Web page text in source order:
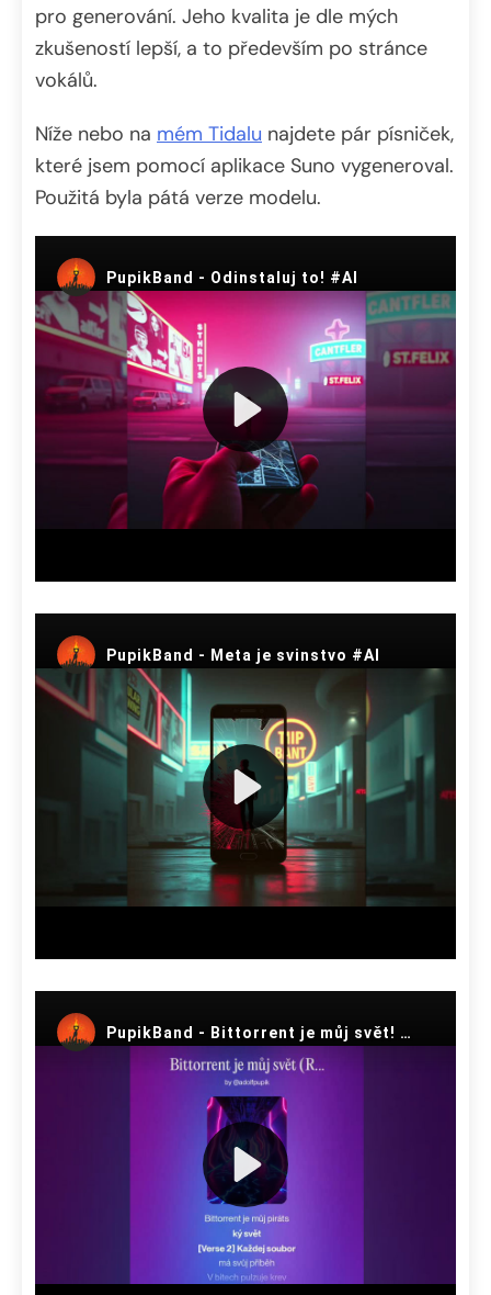
pro generování. Jeho kvalita je dle mých
zkušeností lepší, a to především po stránce
vokálů.
Níže nebo na mém Tidalu najdete pár písniček,
které jsem pomocí aplikace Suno vygeneroval.
Použitá byla pátá verze modelu.